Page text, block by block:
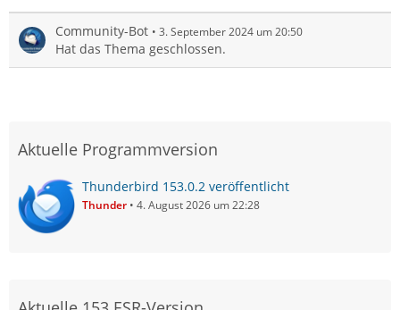
Community-Bot 3. September 2024 um 20:50
Hat das Thema geschlossen.
Aktuelle Programmversion
Thunderbird 153.0.2 veröffentlicht
Thunder 4. August 2026 um 22:28